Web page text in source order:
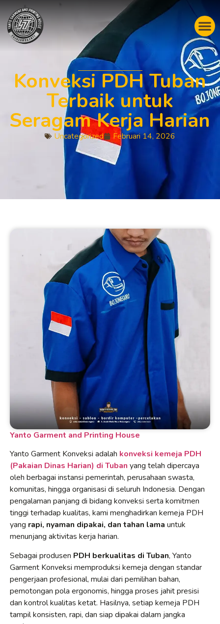
Konveksi PDH Tuban
Terbaik untuk
Seragam Kerja Harian
Uncategorized Februari 14, 2026
Yanto Garment and Printing House
Yanto Garment Konveksi adalah konveksi kemeja PDH
(Pakaian Dinas Harian) di Tuban yang telah dipercaya
oleh berbagai instansi pemerintah, perusahaan swasta,
komunitas, hingga organisasi di seluruh Indonesia. Dengan
pengalaman panjang di bidang konveksi serta komitmen
tinggi terhadap kualitas, kami menghadirkan kemeja PDH
yang rapi, nyaman dipakai, dan tahan lama untuk
menunjang aktivitas kerja harian.
Sebagai produsen PDH berkualitas di Tuban, Yanto
Garment Konveksi memproduksi kemeja dengan standar
pengerjaan profesional, mulai dari pemilihan bahan,
pemotongan pola ergonomis, hingga proses jahit presisi
dan kontrol kualitas ketat. Hasilnya, setiap kemeja PDH
tampil konsisten, rapi, dan siap dipakai dalam jangka